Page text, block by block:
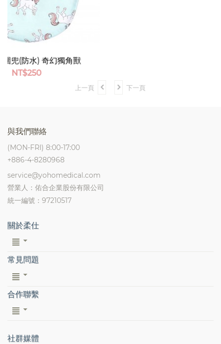
上一頁 下一頁
與我們聯絡
(MON-FRI) 8:00-17:00
+886-4-8280968
service@yohomedical.com
營業人：佑合企業股份有限公司
統一編號：97210517
關於柔仕
常見問題
合作聯繫
社群媒體